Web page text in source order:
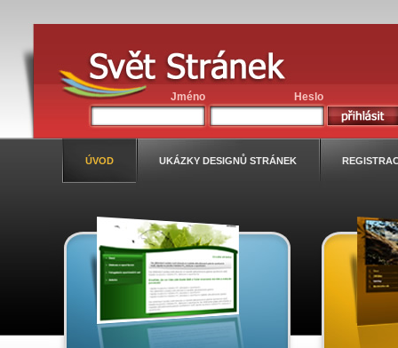
Jméno Heslo
ÚVOD UKÁZKY DESIGNŮ STRÁNEK